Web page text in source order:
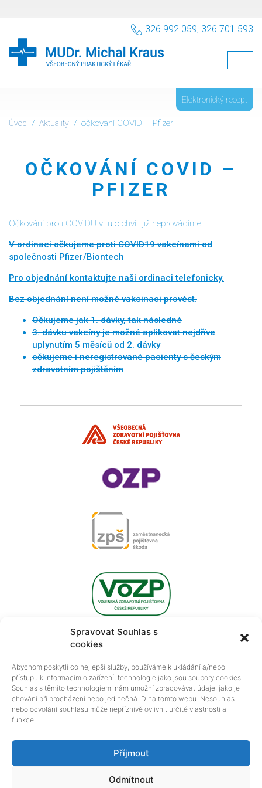
Spravovat Souhlas s
cookies
Abychom poskytli co nejlepší služby, používáme k ukládání a/nebo
přístupu k informacím o zařízení, technologie jako jsou soubory cookies.
Souhlas s těmito technologiemi nám umožní zpracovávat údaje, jako je
chování při procházení nebo jedinečná ID na tomto webu. Nesouhlas
nebo odvolání souhlasu může nepříznivě ovlivnit určité vlastnosti a
funkce.
Příjmout
Odmítnout
326 992 059, 326 701 593
Elektronický recept
Úvod Aktuality očkování COVID – Pfizer
OČKOVÁNÍ COVID –
PFIZER
Očkování proti COVIDU v tuto chvíli již neprovádíme
V ordinaci očkujeme proti COVID19 vakcínami od
společnosti Pfizer/Biontech
Pro objednání kontaktujte naši ordinaci telefonicky.
Bez objednání není možné vakcinaci provést.
Očkujeme jak 1. dávky, tak následné
3. dávku vakcíny je možné aplikovat nejdříve
uplynutím 5 měsíců od 2. dávky
očkujeme i neregistrované pacienty s českým
zdravotním pojištěním
Ochrana osobních údajů |Informace o cookies